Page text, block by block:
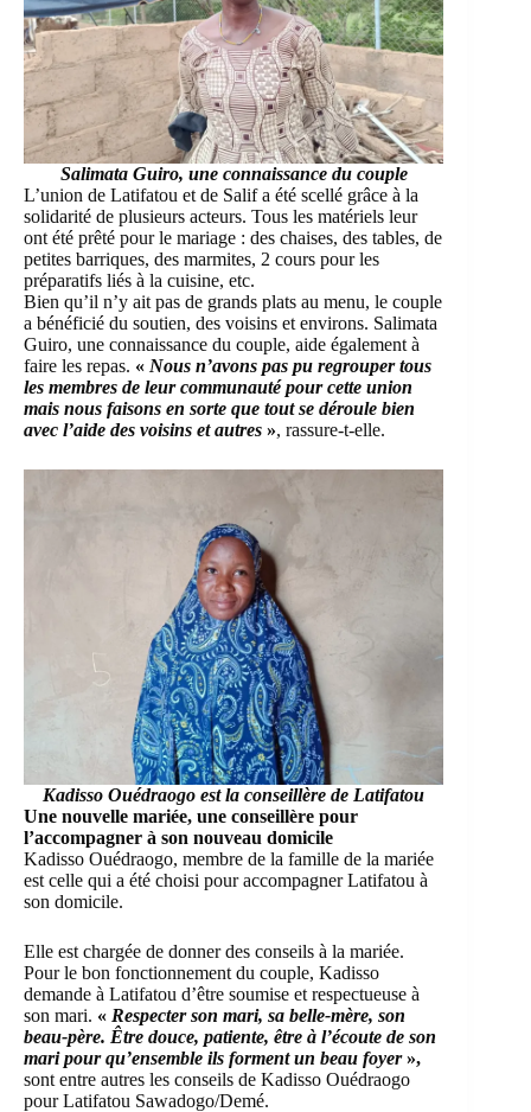
Salimata Guiro, une connaissance du couple
L’union de Latifatou et de Salif a été scellé grâce à la
solidarité de plusieurs acteurs. Tous les matériels leur
ont été prêté pour le mariage : des chaises, des tables, de
petites barriques, des marmites, 2 cours pour les
préparatifs liés à la cuisine, etc.
Bien qu’il n’y ait pas de grands plats au menu, le couple
a bénéficié du soutien, des voisins et environs. Salimata
Guiro, une connaissance du couple, aide également à
faire les repas. « Nous n’avons pas pu regrouper tous
les membres de leur communauté pour cette union
mais nous faisons en sorte que tout se déroule bien
avec l’aide des voisins et autres », rassure-t-elle.
Kadisso Ouédraogo est la conseillère de Latifatou
Une nouvelle mariée, une conseillère pour
l’accompagner à son nouveau domicile
Kadisso Ouédraogo, membre de la famille de la mariée
est celle qui a été choisi pour accompagner Latifatou à
son domicile.
Elle est chargée de donner des conseils à la mariée.
Pour le bon fonctionnement du couple, Kadisso
demande à Latifatou d’être soumise et respectueuse à
son mari. « Respecter son mari, sa belle-mère, son
beau-père. Être douce, patiente, être à l’écoute de son
mari pour qu’ensemble ils forment un beau foyer»,
sont entre autres les conseils de Kadisso Ouédraogo
pour Latifatou Sawadogo/Demé.